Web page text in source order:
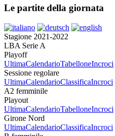
Le partite della giornata
Stagione 2021-2022
LBA Serie A
Playoff
UltimaCalendarioTabelloneIncroci
Sessione regolare
UltimaCalendarioClassificaIncroci
A2 femminile
Playout
UltimaCalendarioTabelloneIncroci
Girone Nord
UltimaCalendarioClassificaIncroci